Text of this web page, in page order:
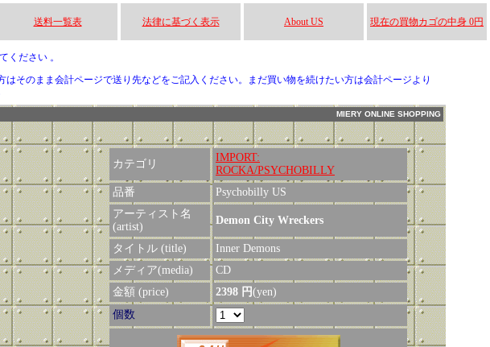
送料一覧表 法律に基づく表示 About US 現在の買物カゴの中身 0円
ください 。
そのまま会計ページで送り先などをご記入ください。まだ買い物を続けたい方は会計ページより
MIERY ONLINE SHOPPING
カテゴリ
IMPORT:
ROCKA/PSYCHOBILLY
品番
Psychobilly US
アーティスト名
(artist)
Demon City Wreckers
タイトル (title)
Inner Demons
メディア(media)
CD
金額 (price)
2398 円(yen)
個数